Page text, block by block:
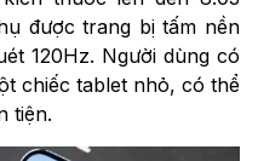
được trang bị tấm nền
120Hz. Người dùng có
chiếc tablet nhỏ, có thể
tiện.